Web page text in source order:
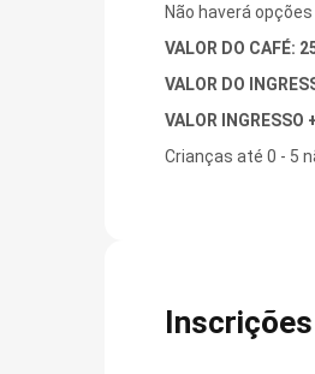
Não haverá
VALOR DO CAFÉ:
VALOR DO
VALOR INGRESSO
Crianças até 0 - 5
Inscrições